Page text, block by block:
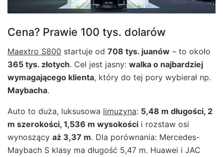
Cena? Prawie 100 tys. dolarów
Maextro S800 startuje od 708 tys. juanów – to około
365 tys. złotych. Cel jest jasny: walka o najbardziej
wymagającego klienta, który do tej pory wybierał np.
Maybacha.
Auto to duża, luksusowa limuzyna: 5,48 m długości, 2
m szerokości, 1,536 m wysokości i rozstaw osi
wynoszący aż 3,37 m. Dla porównania: Mercedes-
Maybach S klasy ma długość 5,47 m. Huawei i JAC